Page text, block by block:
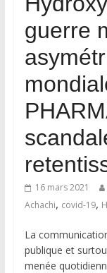
guerre
16 mars 2021
Achachi, covid-19,
La
publique et
menée